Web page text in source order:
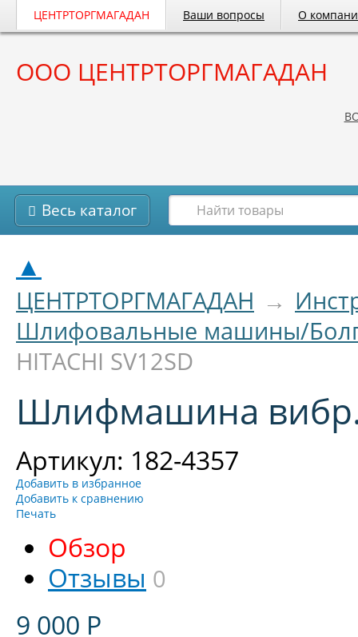
ЦЕНТРТОРГМАГАДАН Ваши вопросы О
ООО ЦЕНТРТОРГМАГАДАН
Весь каталог
▲
ЦЕНТРТОРГМАГАДАН →
Шлифовальные машины/
HITACHI SV12SD
Шлифмашина вибр.
Артикул: 182-4357
Добавить в избранное
Добавить к сравнению
Печать
Обзор
Отзывы 0
9 000 Р